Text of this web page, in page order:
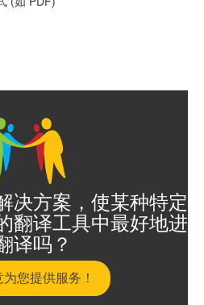
决方案，使某种特定
翻译工具中最好地进
译吗？
您提供服务！